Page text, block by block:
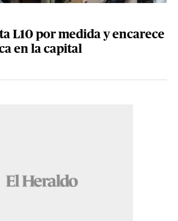
L10 por medida y encarece
en la capital